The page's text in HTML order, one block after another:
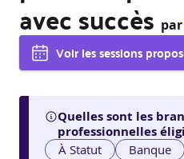
avec succès par
Voir les sessions
Quelles sont les
professionnelles
À Statut Banque